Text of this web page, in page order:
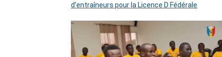
d’entraîneurs pour la Licence D Fédérale